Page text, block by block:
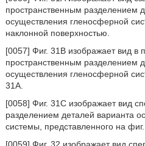
пространственным разделением
осуществления гленосферной
наклонной поверхностью.
[0057] Фиг. 31В изображает вид в
пространственным разделением
осуществления гленосферной
31А.
[0058] Фиг. 31С изображает вид
разделением деталей варианта
системы, представленного на